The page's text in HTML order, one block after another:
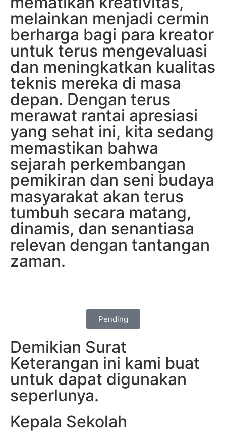
melainkan menjadi cermin
berharga bagi para kreator
untuk terus mengevaluasi
dan meningkatkan kualitas
teknis mereka di masa
depan. Dengan terus
merawat rantai apresiasi
yang sehat ini, kita sedang
memastikan bahwa
sejarah perkembangan
pemikiran dan seni budaya
masyarakat akan terus
tumbuh secara matang,
dinamis, dan senantiasa
relevan dengan tantangan
zaman.
Pending
Demikian Surat
Keterangan ini kami buat
untuk dapat digunakan
seperlunya.
Kepala Sekolah